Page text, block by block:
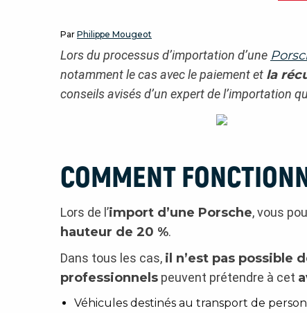
Par Philippe Mougeot
Lors du processus d’importation d’une
notamment le cas avec le paiement et la
conseils avisés d’un expert de l’importation
COMMENT
Lors de l’import d’une Porsche, vous
hauteur de 20 %.
Dans tous les cas, il n’est pas possible
professionnels peuvent prétendre à cet
Véhicules destinés au transport de